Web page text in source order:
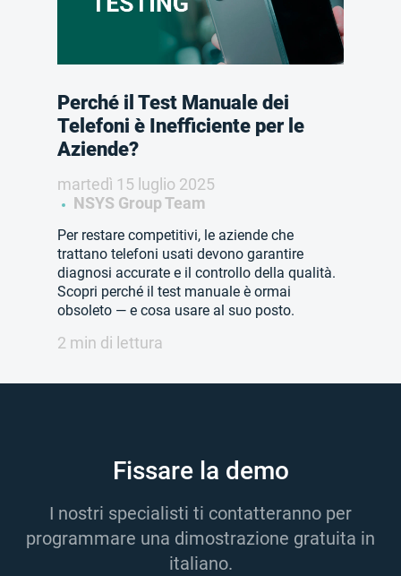
Perché il Test Manuale dei
Telefoni è Inefficiente per le
Aziende?
martedì 15 luglio 2025
NSYS Group Team
Per restare competitivi, le aziende che
trattano telefoni usati devono garantire
diagnosi accurate e il controllo della qualità.
Scopri perché il test manuale è ormai
obsoleto — e cosa usare al suo posto.
2 min di lettura
Fissare la demo
I nostri specialisti ti contatteranno per
programmare una dimostrazione gratuita in
italiano.